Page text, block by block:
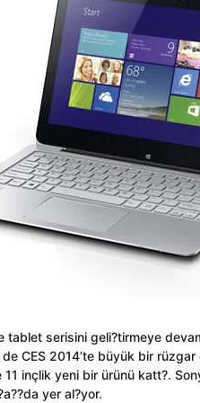
tablet serisini geli?tirmeye
CES 2014’te büyük bir
inçlik yeni bir ürünü katt?.
yer al?yor.